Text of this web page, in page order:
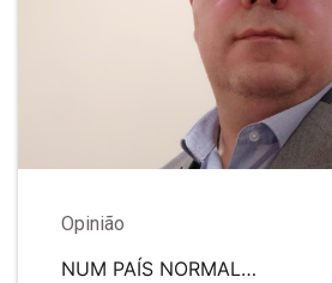
Opinião
NUM PAÍS NORMAL…